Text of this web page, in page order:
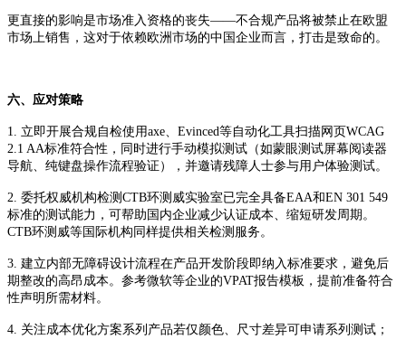
更直接的影响是市场准入资格的丧失——不合规产品将被禁止在欧盟
市场上销售，这对于依赖欧洲市场的中国企业而言，打击是致命的。
六、应对策略
1. 立即开展合规自检使用axe、Evinced等自动化工具扫描网页WCAG
2.1 AA标准符合性，同时进行手动模拟测试（如蒙眼测试屏幕阅读器
导航、纯键盘操作流程验证），并邀请残障人士参与用户体验测试。
2. 委托权威机构检测CTB环测威实验室已完全具备EAA和EN 301 549
标准的测试能力，可帮助国内企业减少认证成本、缩短研发周期。
CTB环测威等国际机构同样提供相关检测服务。
3. 建立内部无障碍设计流程在产品开发阶段即纳入标准要求，避免后
期整改的高昂成本。参考微软等企业的VPAT报告模板，提前准备符合
性声明所需材料。
4. 关注成本优化方案系列产品若仅颜色、尺寸差异可申请系列测试；